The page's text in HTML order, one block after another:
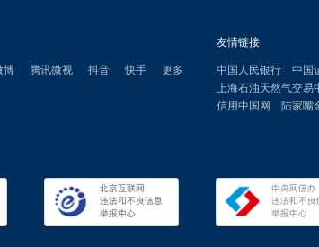
博 腾讯微视 抖音 快手 更多
友情链接
中国人民银行 中国
上海石油天然气交易
信用中国网
陆家嘴